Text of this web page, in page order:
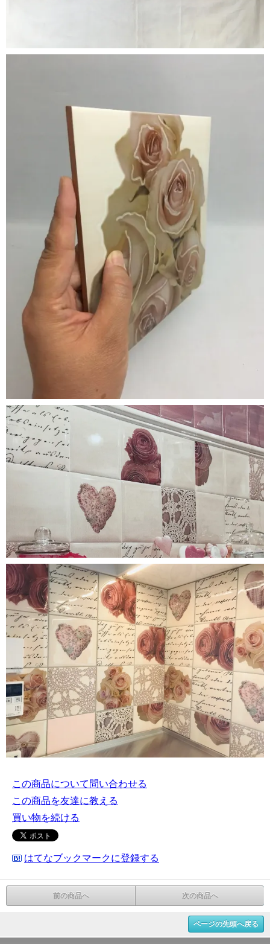
この商品について問い合わせる
この商品を友達に教える
買い物を続ける
はてなブックマークに登録する
前の商品へ 次の商品へ
ページの先頭へ戻る